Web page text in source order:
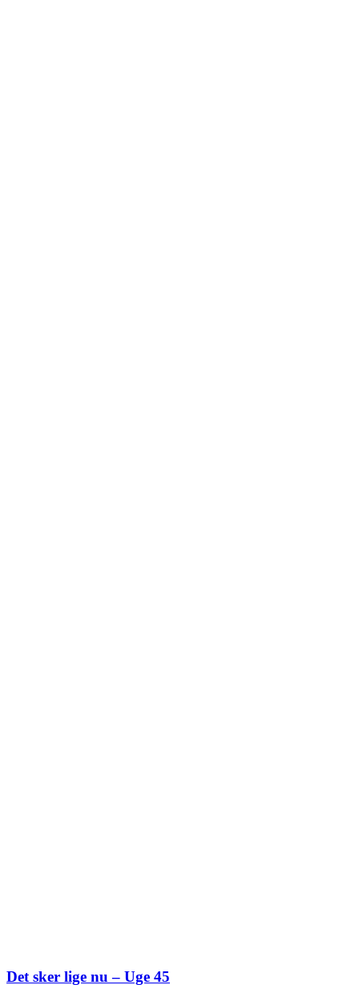
Det sker lige nu – Uge 45